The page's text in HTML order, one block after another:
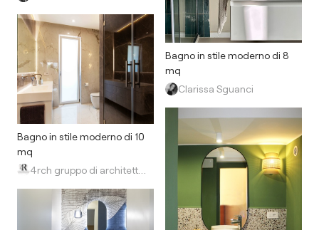
Bagno in stile moderno di 10
mq
Bagno in stile moderno di 8
mq
Clarissa Sguanci